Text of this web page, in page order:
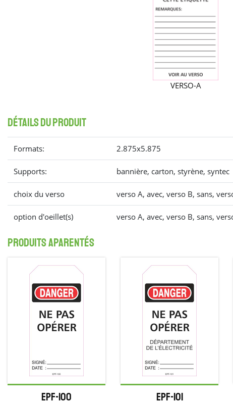
VERSO-A
détails du produit
Formats: 2.875x5.875
Supports: bannière, carton, styrène, syntec
choix du verso verso A, avec, verso B, sans,
option d'oeillet(s) verso A, avec, verso B, sans,
produits aparentés
EPF-100 EPF-101